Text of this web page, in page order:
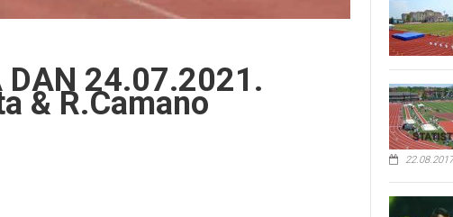
DAN 24.07.2021.
& R.Camano